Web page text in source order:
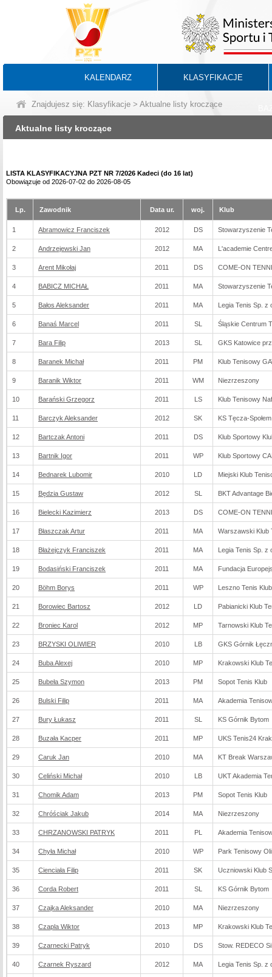
KALENDARZ KLASYFIKACJE
Znajdujesz się: Klasyfikacje > Aktualne listy kroczące
Aktualne listy kroczące
LISTA KLASYFIKACYJNA PZT NR 7/2026 Kadeci (do 16 lat)
Obowiązuje od 2026-07-02 do 2026-08-05
Lp. Zawodnik Data ur. woj. Klub
1 Abramowicz Franciszek 2012 DS Stowarzyszenie
2 Andrzejewski Jan 2012 MA L'academie
3 Arent Mikołaj 2011 DS COME-ON
4 BABICZ MICHAŁ 2011 MA Stowarzyszenie
5 Bałos Aleksander 2011 MA Legia Tenis Sp. z
6 Banaś Marcel 2011 SL Śląskie Centrum
7 Bara Filip 2013 SL GKS Katowice
8 Baranek Michał 2011 PM Klub Tenisowy
9 Baranik Wiktor 2011 WM Niezrzeszony
10 Barański Grzegorz 2011 LS Klub Tenisowy
11 Barczyk Aleksander 2012 SK KS Tęcza-
12 Bartczak Antoni 2011 DS Klub Sportowy
13 Bartnik Igor 2011 WP Klub Sportowy
14 Bednarek Lubomir 2010 LD Miejski Klub
15 Będzia Gustaw 2012 SL BKT Advantage
16 Bielecki Kazimierz 2013 DS COME-ON
17 Błaszczak Artur 2011 MA Warszawski Klub
18 Błażejczyk Franciszek 2011 MA Legia Tenis Sp. z
19 Bodasiński Franciszek 2011 MA Fundacja
20 Böhm Borys 2011 WP Leszno Tenis Klub
21 Borowiec Bartosz 2012 LD Pabianicki Klub
22 Broniec Karol 2012 MP Tarnowski Klub
23 BRZYSKI OLIWIER 2010 LB GKS Górnik
24 Buba Alexej 2010 MP Krakowski Klub
25 Bubeła Szymon 2013 PM Sopot Tenis Klub
26 Bulski Filip 2011 MA Akademia
27 Bury Łukasz 2011 SL KS Górnik Bytom
28 Buzała Kacper 2011 MP UKS Tenis24
29 Caruk Jan 2010 MA KT Break
30 Celiński Michał 2010 LB UKT Akademia
31 Chomik Adam 2013 PM Sopot Tenis Klub
32 Chróściak Jakub 2014 MA Niezrzeszony
33 CHRZANOWSKI PATRYK 2011 PL Akademia
34 Chyła Michał 2010 WP Park Tenisowy
35 Cienciała Filip 2011 SK Uczniowski Klub
36 Corda Robert 2011 SL KS Górnik Bytom
37 Czajka Aleksander 2010 MA Niezrzeszony
38 Czapla Wiktor 2013 MP Krakowski Klub
39 Czarnecki Patryk 2010 DS Stow. REDECO
40 Czarnek Ryszard 2012 MA Legia Tenis Sp. z